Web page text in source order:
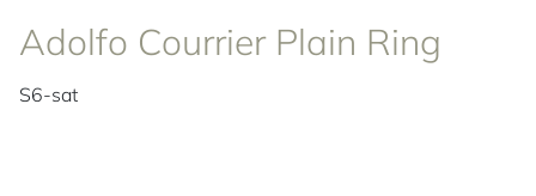
Adolfo Courrier Plain Ring
S6-sat